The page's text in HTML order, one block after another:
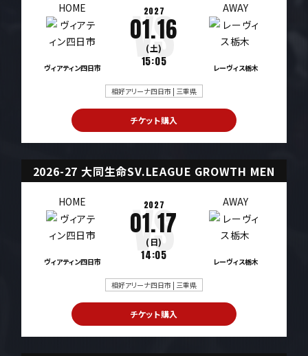
HOME
ヴィアティン四日市
2027
01.16
(土)
15:05
AWAY
レーヴィス栃木
相好アリーナ四日市 | 三重県
チケット購入
2026-27 大同生命SV.LEAGUE GROWTH MEN
HOME
ヴィアティン四日市
2027
01.17
(日)
14:05
AWAY
レーヴィス栃木
相好アリーナ四日市 | 三重県
チケット購入